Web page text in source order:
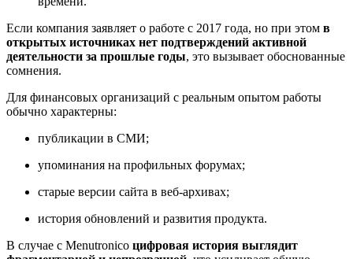
Если компания заявляет о работе с 2017 года, но при этом в
открытых источниках нет подтверждений активной
деятельности за прошлые годы, это вызывает обоснованные
сомнения.
Для финансовых организаций с реальным опытом работы
обычно характерны:
публикации в СМИ;
упоминания на профильных форумах;
старые версии сайта в веб-архивах;
история обновлений и развития продукта.
В случае с Menutronico цифровая история выглядит